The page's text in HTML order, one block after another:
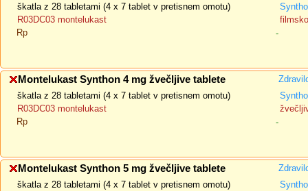
škatla z 28 tabletami (4 x 7 tablet v pretisnem omotu)
R03DC03 montelukast
Rp
-
Montelukast Synthon 4 mg žvečljive tablete
škatla z 28 tabletami (4 x 7 tablet v pretisnem omotu)
R03DC03 montelukast
Rp
-
Montelukast Synthon 5 mg žvečljive tablete
škatla z 28 tabletami (4 x 7 tablet v pretisnem omotu)